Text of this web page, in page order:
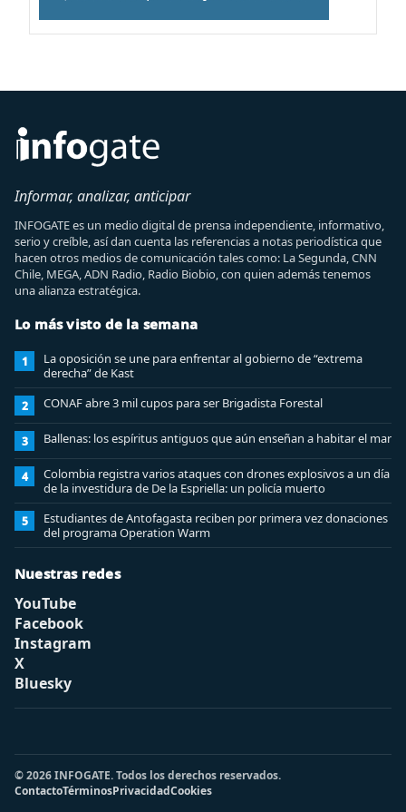
Informar, analizar, anticipar
INFOGATE es un medio digital de prensa independiente, informativo,
serio y creíble, así dan cuenta las referencias a notas periodística que
hacen otros medios de comunicación tales como: La Segunda, CNN
Chile, MEGA, ADN Radio, Radio Biobio, con quien además tenemos
una alianza estratégica.
Lo más visto de la semana
1
La oposición se une para enfrentar al gobierno de “extrema
derecha” de Kast
2 CONAF abre 3 mil cupos para ser Brigadista Forestal
3 Ballenas: los espíritus antiguos que aún enseñan a habitar el mar
4
Colombia registra varios ataques con drones explosivos a un día
de la investidura de De la Espriella: un policía muerto
5
Estudiantes de Antofagasta reciben por primera vez donaciones
del programa Operation Warm
Nuestras redes
YouTube
Facebook
Instagram
X
Bluesky
© 2026 INFOGATE. Todos los derechos reservados.
ContactoTérminosPrivacidadCookies